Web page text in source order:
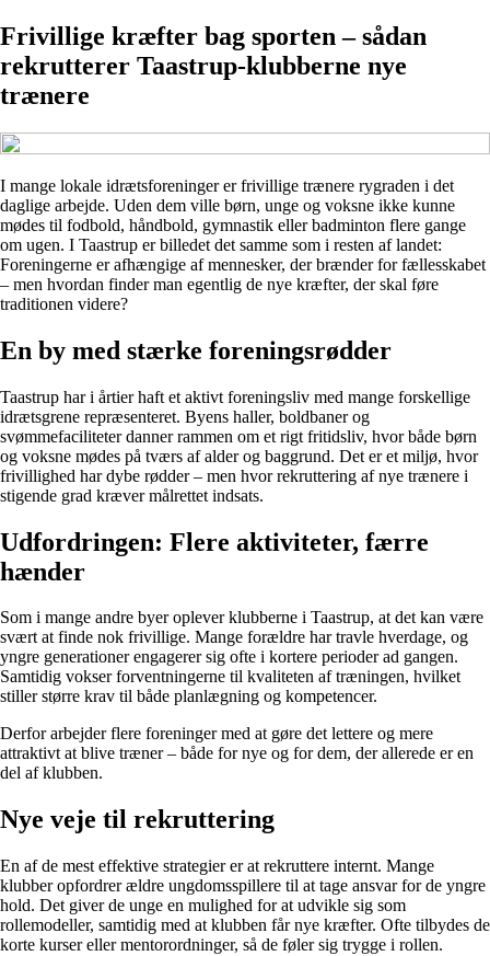
Frivillige kræfter bag sporten – sådan
rekrutterer Taastrup-klubberne nye
trænere
I mange lokale idrætsforeninger er frivillige trænere rygraden i det
daglige arbejde. Uden dem ville børn, unge og voksne ikke kunne
mødes til fodbold, håndbold, gymnastik eller badminton flere gange
om ugen. I Taastrup er billedet det samme som i resten af landet:
Foreningerne er afhængige af mennesker, der brænder for fællesskabet
– men hvordan finder man egentlig de nye kræfter, der skal føre
traditionen videre?
En by med stærke foreningsrødder
Taastrup har i årtier haft et aktivt foreningsliv med mange forskellige
idrætsgrene repræsenteret. Byens haller, boldbaner og
svømmefaciliteter danner rammen om et rigt fritidsliv, hvor både børn
og voksne mødes på tværs af alder og baggrund. Det er et miljø, hvor
frivillighed har dybe rødder – men hvor rekruttering af nye trænere i
stigende grad kræver målrettet indsats.
Udfordringen: Flere aktiviteter, færre
hænder
Som i mange andre byer oplever klubberne i Taastrup, at det kan være
svært at finde nok frivillige. Mange forældre har travle hverdage, og
yngre generationer engagerer sig ofte i kortere perioder ad gangen.
Samtidig vokser forventningerne til kvaliteten af træningen, hvilket
stiller større krav til både planlægning og kompetencer.
Derfor arbejder flere foreninger med at gøre det lettere og mere
attraktivt at blive træner – både for nye og for dem, der allerede er en
del af klubben.
Nye veje til rekruttering
En af de mest effektive strategier er at rekruttere internt. Mange
klubber opfordrer ældre ungdomsspillere til at tage ansvar for de yngre
hold. Det giver de unge en mulighed for at udvikle sig som
rollemodeller, samtidig med at klubben får nye kræfter. Ofte tilbydes de
korte kurser eller mentorordninger, så de føler sig trygge i rollen.